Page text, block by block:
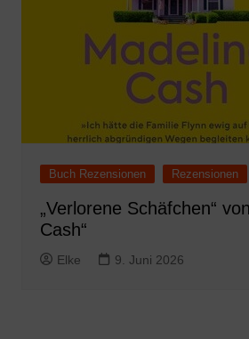
Buch Rezensionen Rezensionen
„Verlorene Schäfchen“
Cash“
Elke 9. Juni 2026